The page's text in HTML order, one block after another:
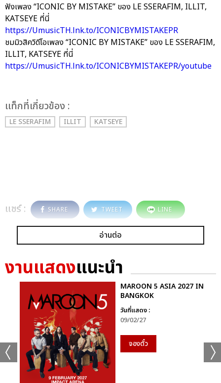
ฟังเพลง “ICONIC BY MISTAKE” ของ LE SSERAFIM, ILLIT,
KATSEYE ที่นี่
https://UmusicTH.lnk.to/ICONICBYMISTAKEPR
ชมมิวสิควิดีโอเพลง “ICONIC BY MISTAKE” ของ LE SSERAFIM,
ILLIT, KATSEYE ที่นี่
https://UmusicTH.lnk.to/ICONICBYMISTAKEPR/youtube
เเท็กที่เกี่ยวข้อง :
LE SSERAFIM ILLIT KATSEYE
แชร์ : SHARE TWEET LINE
อ่านต่อ
งานแสดงแนะนำ
MAROON 5 ASIA 2027 IN
BANGKOK
วันที่แสดง :
09/02/27
จองตั๋ว